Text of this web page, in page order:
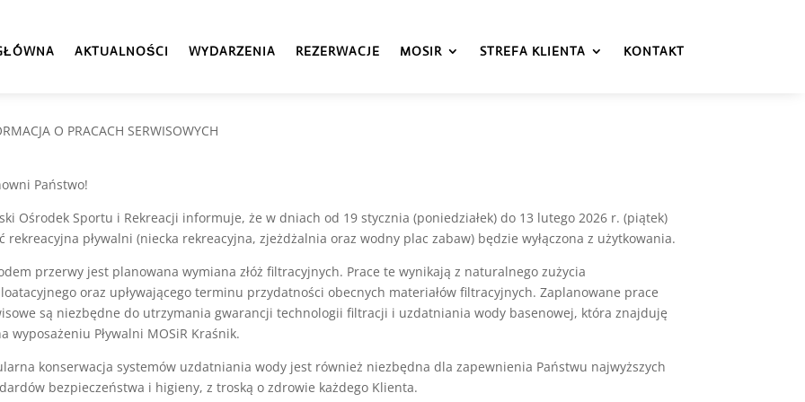
AKTUALNOŚCI WYDARZENIA REZERWACJE MOSIR STREFA KLIENTA KONTAKT
O PRACACH SERWISOWYCH
Państwo!
Ośrodek Sportu i Rekreacji informuje, że w dniach od 19 stycznia (poniedziałek) do 13 lutego 2026 r. (piątek)
rekreacyjna pływalni (niecka rekreacyjna, zjeżdżalnia oraz wodny plac zabaw) będzie wyłączona z użytkowania.
przerwy jest planowana wymiana złóż filtracyjnych. Prace te wynikają z naturalnego zużycia
oraz upływającego terminu przydatności obecnych materiałów filtracyjnych. Zaplanowane prace
są niezbędne do utrzymania gwarancji technologii filtracji i uzdatniania wody basenowej, która znajduję
wyposażeniu Pływalni MOSiR Kraśnik.
konserwacja systemów uzdatniania wody jest również niezbędna dla zapewnienia Państwu najwyższych
bezpieczeństwa i higieny, z troską o zdrowie każdego Klienta.